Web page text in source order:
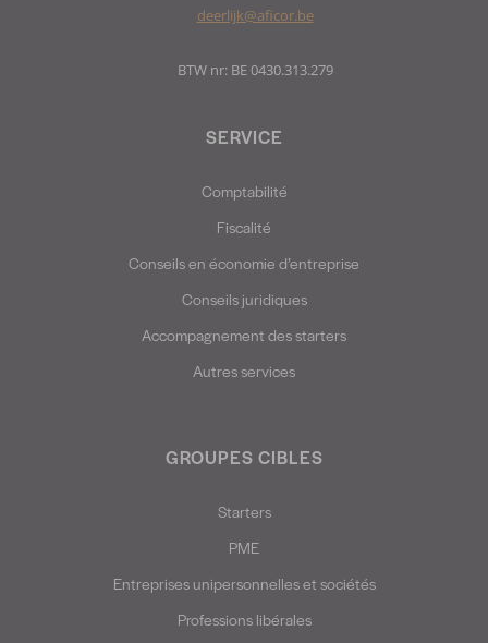
SERVICE
Comptabilité
Fiscalité
Conseils en économie d’entreprise
Conseils juridiques
Accompagnement des starters
Autres services
GROUPES CIBLES
Starters
PME
Entreprises unipersonnelles et sociétés
Professions libérales
deerlijk@aficor.be
BTW nr: BE 0430.313.279